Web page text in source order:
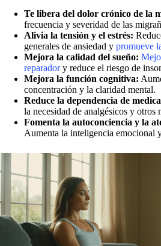
Te libera del dolor crónico de la
frecuencia y severidad de las
Alivia la tensión y el estrés:
generales de ansiedad y promueve
Mejora la calidad del sueño:
reparadory reduce el riesgo de
Mejora la función cognitiva:
concentración y la claridad mental.
Reduce la dependencia de
la necesidad de analgésicos y otros
Fomenta la autoconciencia y la
Aumenta la inteligencia emocional